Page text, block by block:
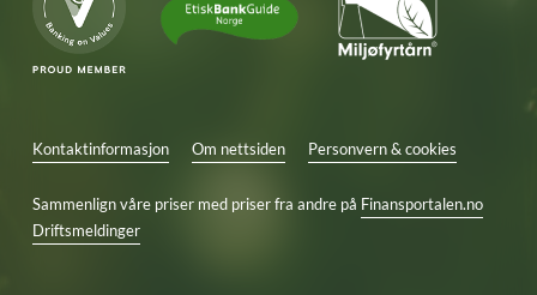
Kontaktinformasjon Om nettsiden Personvern & cookies
Sammenlign våre priser med priser fra andre på Finansportalen.no
Driftsmeldinger